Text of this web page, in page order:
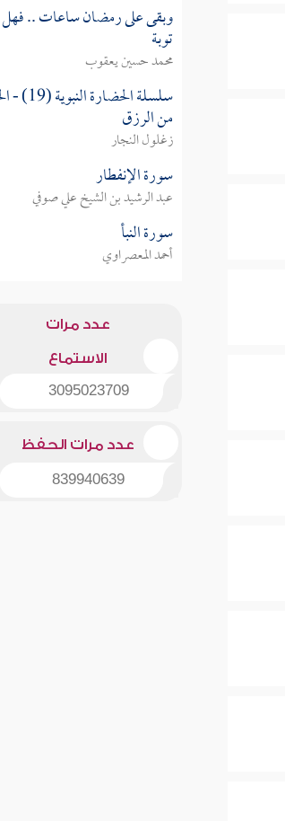
وبقى على رمضان ساعات ..
توبة
محمد حسين يعقوب
سلسلة الحضارة
من الرزق
زغلول النجار
سورة الإنفطار
عبد الرشيد بن الشيخ علي صوفي
سورة النبأ
أحمد المعصراوي
عدد مرات
الاستماع
3095023709
عدد مرات الحفظ
839940639